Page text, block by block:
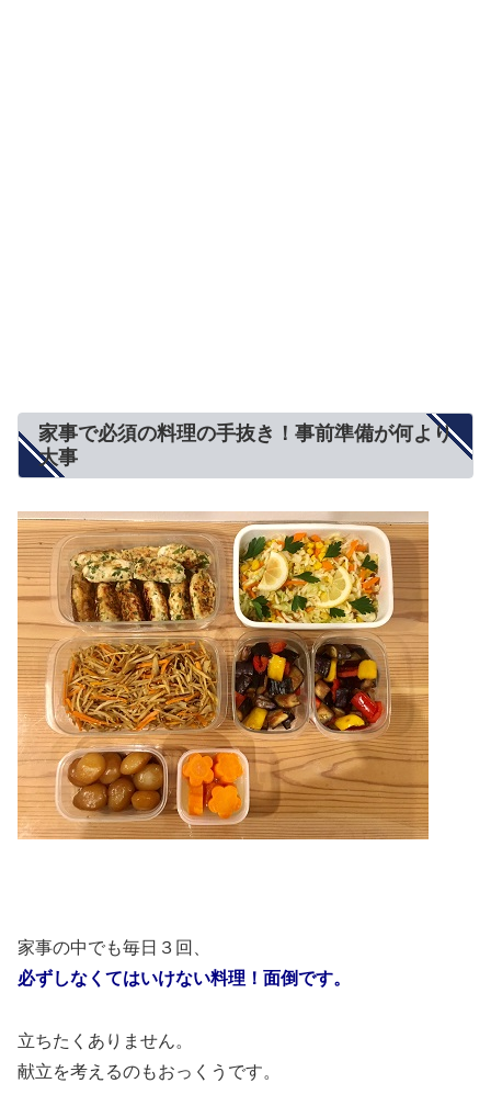
家事で必須の料理の手抜き！事前準備が何より
大事
家事の中でも毎日３回、
必ずしなくてはいけない料理！面倒です。
立ちたくありません。
献立を考えるのもおっくうです。